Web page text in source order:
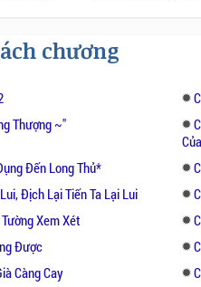
lớp đội mũ xanh.
thượng cũng bị phi
trong lớp bị “cong”.
cung đã lan truyền
chiêu nha.
chương
Thượng ~"
Đến Long Thủ*
Địch Lại Tiến Ta Lại Lui
Xem Xét
Được
Càng Cay